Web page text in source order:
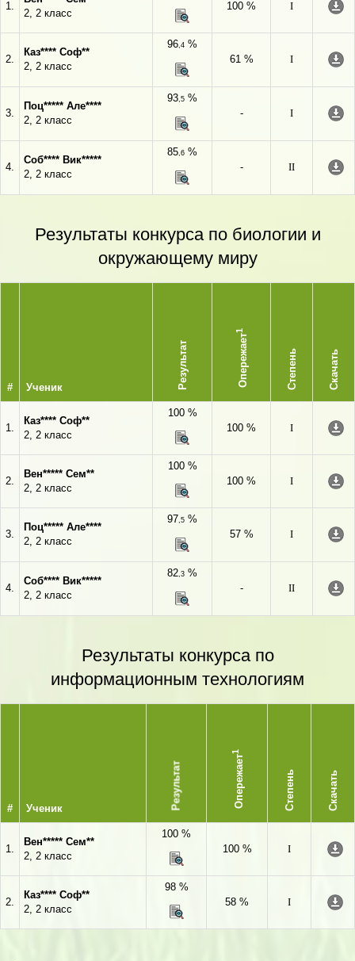
1.
2, 2 класс
100 % I
2.
Каз**** Соф**
2, 2 класс
96,4 %
61 %
I
3.
Поц***** Але****
2, 2 класс
93,5 %
-
I
4.
Соб**** Вик*****
2, 2 класс
85,6 %
-
II
Результаты конкурса по биологии и
окружающему миру
# Ученик Результат Опережает
1
Степень Скачать
1.
Каз**** Соф**
2, 2 класс
100 %
100 %
I
2.
Вен***** Сем**
2, 2 класс
100 %
100 %
I
3.
Поц***** Але****
2, 2 класс
97,5 %
57 %
I
4.
Соб**** Вик*****
2, 2 класс
82,3 %
-
II
Результаты конкурса по
информационным технологиям
# Ученик Результат Опережает
1
Степень Скачать
1.
Вен***** Сем**
2, 2 класс
100 %
100 %
I
2.
Каз**** Соф**
2, 2 класс
98 %
58 %
I